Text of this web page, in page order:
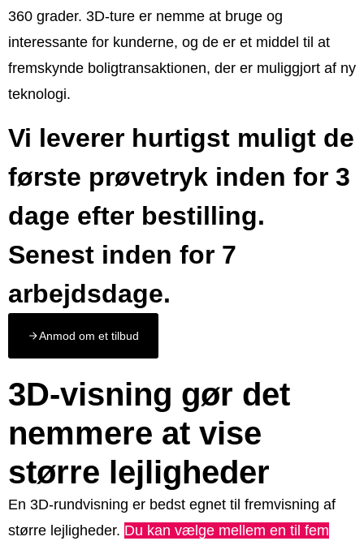
360 grader. 3D-ture er nemme at bruge og
interessante for kunderne, og de er et middel til at
fremskynde boligtransaktionen, der er muliggjort af ny
teknologi.
Vi leverer hurtigst muligt de
første prøvetryk inden for 3
dage efter bestilling.
Senest inden for 7
arbejdsdage.
Anmod om et tilbud
3D-visning gør det
nemmere at vise
større lejligheder
En 3D-rundvisning er bedst egnet til fremvisning af
større lejligheder. Du kan vælge mellem en til fem